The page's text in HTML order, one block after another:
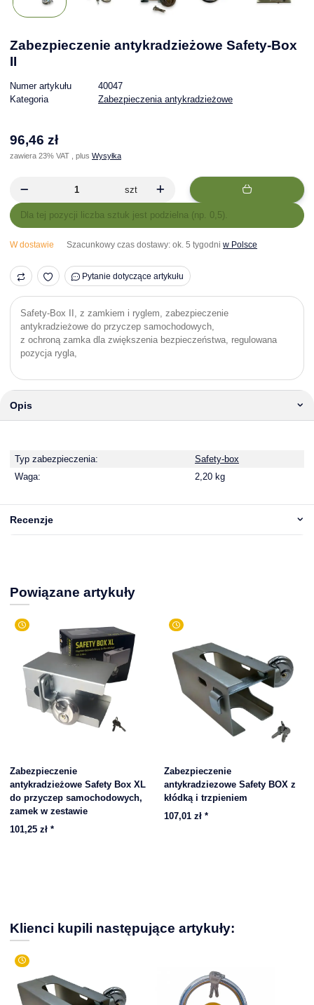
Zabezpieczenie antykradzieżowe Safety-Box
II
Numer artykułu
40047
Kategoria
Zabezpieczenia antykradzieżowe
96,46 zł
zawiera 23% VAT , plus Wysyłka
szt
xDla tej pozycji liczba sztuk jest podzielna (np. 0,5).
W dostawie Szacunkowy czas dostawy: ok. 5 tygodni w Polsce
Pytanie dotyczące artykułu
Safety-Box II, z zamkiem i ryglem, zabezpieczenie
antykradzieżowe do przyczep samochodowych,
z ochroną zamka dla zwiększenia bezpieczeństwa, regulowana
pozycja rygla,
Opis
Typ zabezpieczenia:
Safety-box
Waga:
2,20 kg
Recenzje
Powiązane artykuły
Zabezpieczenie
antykradzieżowe Safety Box XL
do przyczep samochodowych,
zamek w zestawie
101,25 zł *
Zabezpieczenie
antykradziezowe Safety BOX z
kłódką i trzpieniem
107,01 zł *
Klienci kupili następujące artykuły: